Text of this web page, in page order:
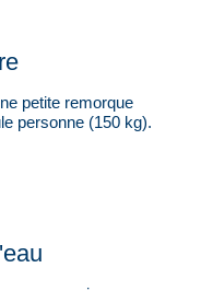
petite remorque
personne (150 kg).